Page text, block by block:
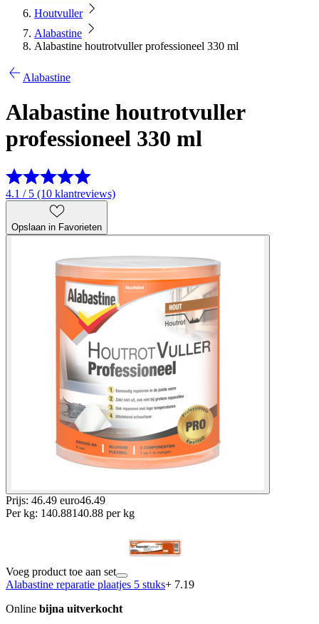
Houtvuller
Alabastine
Alabastine houtrotvuller professioneel 330 ml
Alabastine
Alabastine houtrotvuller
professioneel 330 ml
4.1 / 5 (10 klantreviews)
Opslaan in Favorieten
Prijs: 46.49 euro46.49
Per kg: 140.88140.88 per kg
Voeg product toe aan set
Alabastine reparatie plaatjes 5 stuks+ 7.19
Online bijna uitverkocht